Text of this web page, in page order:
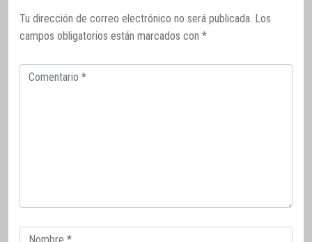
Tu dirección de correo electrónico no será publicada. Los
campos obligatorios están marcados con *
Comentario
Correo